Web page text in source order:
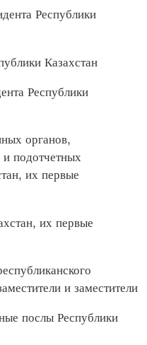
Республики
Казахстан
Республики
органов,
подотчетных
их первые
их первые
и заместители
послы Республики